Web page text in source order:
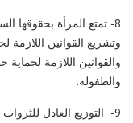
8- تمتع المرأة بحقوقها
وتشريع القوانين اللازمة
والقوانين اللازمة لحماية
9- التوزيع العادل